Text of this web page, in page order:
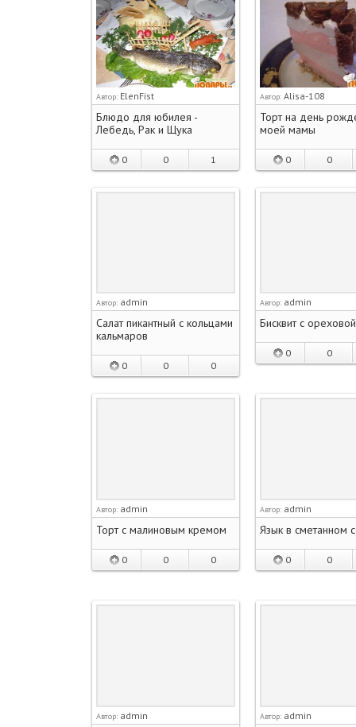
Автор: ElenFist
Блюдо для юбилея -
Лебедь, Рак и Щука
0 0 1
Автор: Alisa-108
Торт на день
моей мамы
0 0
Автор: admin
Салат пикантный с кольцами
кальмаров
0 0 0
Автор: admin
Бисквит с
0 0
Автор: admin
Торт с малиновым кремом
0 0 0
Автор: admin
Язык в сметанном
0 0
Автор: admin Автор: admin